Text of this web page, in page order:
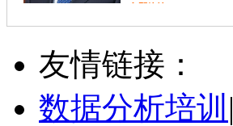
陈传红 武汉市
硕导
学校：中南民族大学
立即咨询
友情链接：
数据分析培训 |